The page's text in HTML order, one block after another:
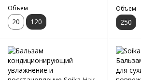
Объем
20 120
Объем
250